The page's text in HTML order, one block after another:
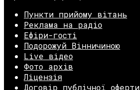
Пункти прийому вітань
Реклама на радіо
Ефіри-гості
Подорожуй Вінничиною
Live відео
Фото архів
Ліцензія
Договір публічної оферти